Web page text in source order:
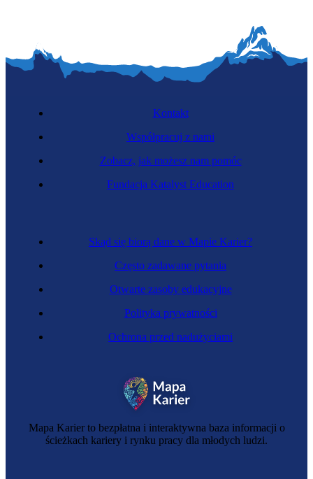
Mapa Karier to bezpłatna i interaktywna baza informacji o
ścieżkach kariery i rynku pracy dla młodych ludzi.
Skąd się biorą dane w Mapie Karier?
Często zadawane pytania
Otwarte zasoby edukacyjne
Polityka prywatności
Ochrona przed nadużyciami
Kontakt
Współpracuj z nami
Zobacz, jak możesz nam pomóc
Fundacja Katalyst Education